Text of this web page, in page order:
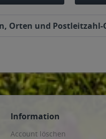
Orten und
Information
Account löschen